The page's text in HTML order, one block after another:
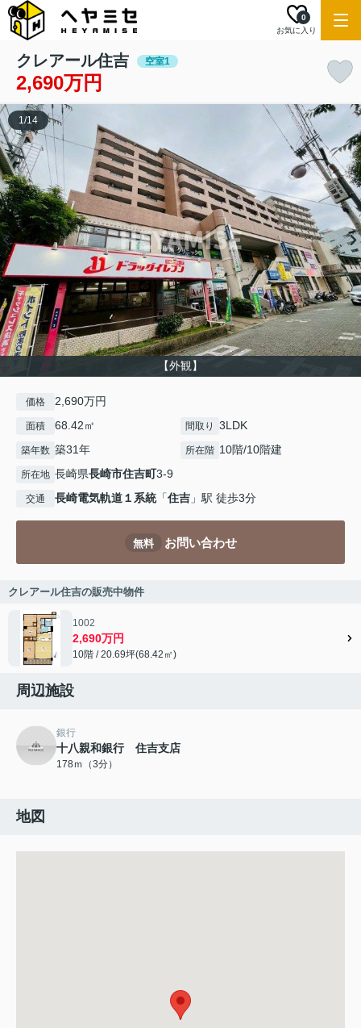
お気に入り
0
クレアール住吉 空室1
2,690万円
【外観】
1/14
価格 2,690万円
面積 68.42㎡ 間取り 3LDK
築年数 築31年 所在階 10階/10階建
所在地 長崎県長崎市住吉町3-9
交通 長崎電気軌道１系統「住吉 」駅 徒歩3分
無料 お問い合わせ
クレアール住吉の販売中物件
1002
2,690万円
10階 / 20.69坪(68.42㎡)
周辺施設
銀行
十八親和銀行 住吉支店
178ｍ（3分）
地図